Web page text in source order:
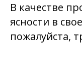
В качестве
ясности в
пожалуйста,